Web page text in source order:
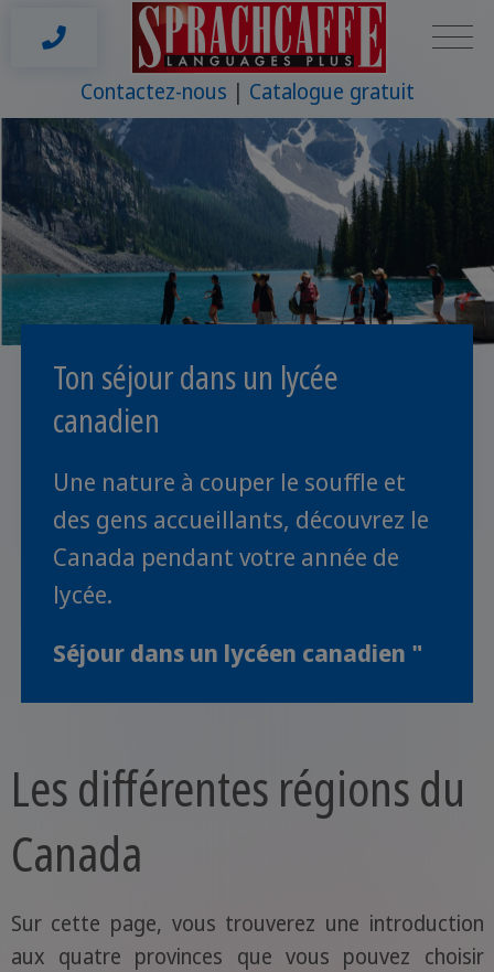
Contactez-nous Catalogue gratuit
Ton séjour dans un lycée
canadien
Une nature à couper le souffle et
des gens accueillants, découvrez le
Canada pendant votre année de
lycée.
Séjour dans un lycéen canadien "
Les différentes régions du
Canada
Sur cette page, vous trouverez une introduction
aux quatre provinces que vous pouvez choisir